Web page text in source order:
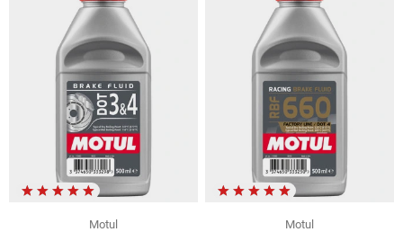
Motul
Motul